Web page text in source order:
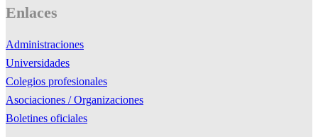
Enlaces
Administraciones
Universidades
Colegios profesionales
Asociaciones / Organizaciones
Boletines oficiales